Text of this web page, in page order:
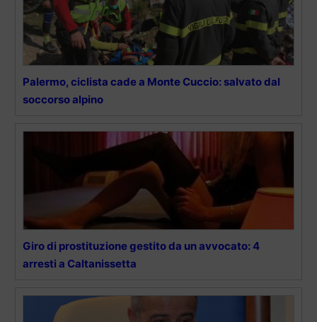
Palermo, ciclista cade a Monte Cuccio: salvato dal
soccorso alpino
Giro di prostituzione gestito da un avvocato: 4
arresti a Caltanissetta